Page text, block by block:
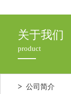
关于我们
product
> 公司简介